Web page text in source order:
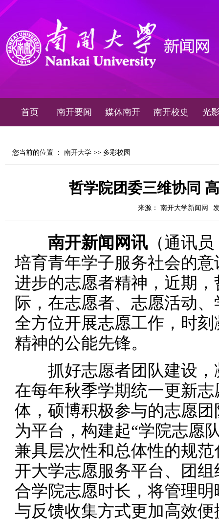
首页 南开要闻 媒体南开 南开校史 光
您当前的位置 ： 南开大学 >> 多彩校园
哲学院团委三维协同
来源： 南开大学新闻网
南开新闻网讯 （通讯
培育青年学子服务社会的
进步的志愿者精神，近期
际，在志愿者、志愿活动
全方位开展志愿工作，时
精神的公能先锋。
抓好志愿者团队建设，
在每年秋季学期统一更新
体，硕博积极参与的志愿
为平台，构建起“学院志愿
兼具层次性和总体性的规
开大学志愿服务平台、团
合学院志愿时长，将管理
与反馈收集方式更加高效